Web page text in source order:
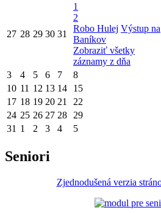
27 28 29 30 31
1
2
Robo Hulej Výstup na
Baníkov
Zobraziť všetky
záznamy z dňa
3
4 5 6 7 8
10 11 12 13 14 15
17 18 19 20 21 22
24 25 26 27 28 29
31 1 2 3 4 5
Seniori
Zjednodušená verzia